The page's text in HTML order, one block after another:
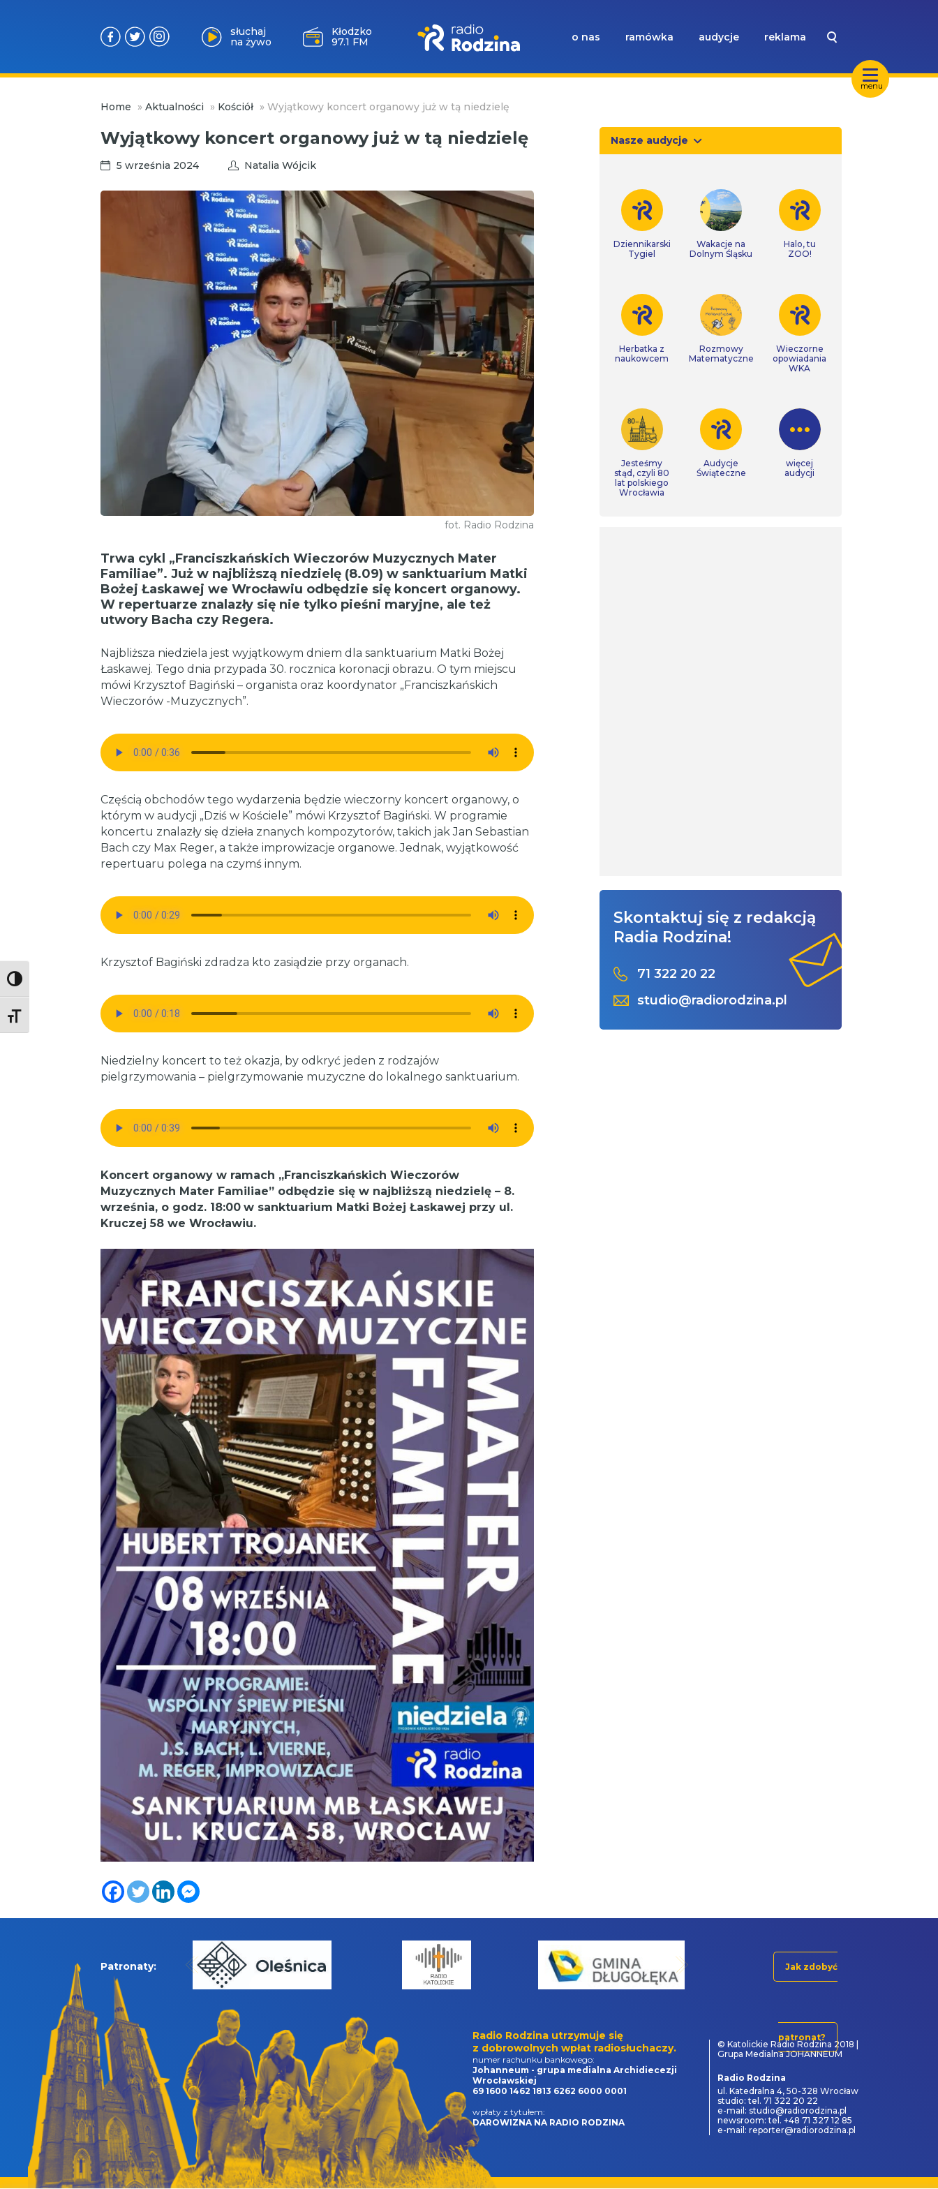
Toggle High Contrast
Toggle Font size
menu
słuchaj
na żywo
Wołów
99.6 FM
o nas ramówka audycje reklama
Home » Aktualności » Kościół » Wyjątkowy koncert organowy już w tą niedzielę
Wyjątkowy koncert organowy już w tą niedzielę
5 września 2024 Natalia Wójcik
fot. Radio Rodzina
Trwa cykl „Franciszkańskich Wieczorów Muzycznych Mater
Familiae”. Już w najbliższą niedzielę (8.09) w sanktuarium Matki
Bożej Łaskawej we Wrocławiu odbędzie się koncert organowy.
W repertuarze znalazły się nie tylko pieśni maryjne, ale też
utwory Bacha czy Regera.
Najbliższa niedziela jest wyjątkowym dniem dla sanktuarium Matki Bożej
Łaskawej. Tego dnia przypada 30. rocznica koronacji obrazu. O tym miejscu
mówi Krzysztof Bagiński – organista oraz koordynator „Franciszkańskich
Wieczorów -Muzycznych”.
Częścią obchodów tego wydarzenia będzie wieczorny koncert organowy, o
którym w audycji „Dziś w Kościele” mówi Krzysztof Bagiński. W programie
koncertu znalazły się dzieła znanych kompozytorów, takich jak Jan Sebastian
Bach czy Max Reger, a także improwizacje organowe. Jednak, wyjątkowość
repertuaru polega na czymś innym.
Krzysztof Bagiński zdradza kto zasiądzie przy organach.
Niedzielny koncert to też okazja, by odkryć jeden z rodzajów
pielgrzymowania – pielgrzymowanie muzyczne do lokalnego sanktuarium.
Koncert organowy w ramach „Franciszkańskich Wieczorów
Muzycznych Mater Familiae” odbędzie się w najbliższą niedzielę – 8.
września, o godz. 18:00 w sanktuarium Matki Bożej Łaskawej przy ul.
Kruczej 58 we Wrocławiu.
Nasze audycje
Dziennikarski
Tygiel
Wakacje na
Dolnym Śląsku
Halo, tu
ZOO!
Herbatka z
naukowcem
Rozmowy
Matematyczne
Wieczorne
opowiadania
WKA
Jesteśmy
stąd, czyli 80
lat polskiego
Wrocławia
Audycje
Świąteczne
więcej
audycji
Skontaktuj się z redakcją
Radia Rodzina!
71 322 20 22
studio@radiorodzina.pl
Patronaty: Jak zdobyć
patronat?
Radio Rodzina utrzymuje się
z dobrowolnych wpłat radiosłuchaczy.
numer rachunku bankowego:
Johanneum - grupa medialna Archidiecezji
Wrocławskiej
69 1600 1462 1813 6262 6000 0001
wpłaty z tytułem:
DAROWIZNA NA RADIO RODZINA
© Katolickie Radio Rodzina 2018 |
Grupa Medialna JOHANNEUM
Radio Rodzina
ul. Katedralna 4, 50-328 Wrocław
studio: tel. 71 322 20 22
e-mail: studio@radiorodzina.pl
newsroom: tel. +48 71 327 12 85
e-mail: reporter@radiorodzina.pl